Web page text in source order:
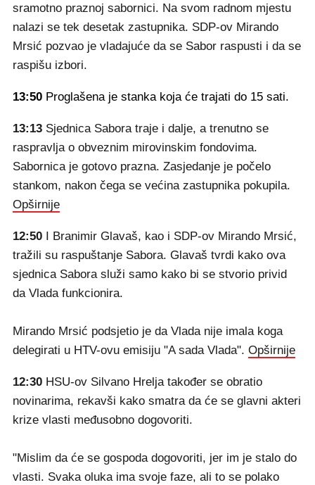
sramotno praznoj sabornici. Na svom radnom mjestu
nalazi se tek desetak zastupnika. SDP-ov Mirando
Mrsić pozvao je vladajuće da se Sabor raspusti i da se
raspišu izbori.
13:50 Proglašena je stanka koja će trajati do 15 sati.
13:13 Sjednica Sabora traje i dalje, a trenutno se
raspravlja o obveznim mirovinskim fondovima.
Sabornica je gotovo prazna. Zasjedanje je počelo
stankom, nakon čega se većina zastupnika pokupila.
Opširnije
12:50 I Branimir Glavaš, kao i SDP-ov Mirando Mrsić,
tražili su raspuštanje Sabora. Glavaš tvrdi kako ova
sjednica Sabora služi samo kako bi se stvorio privid
da Vlada funkcionira.
Mirando Mrsić podsjetio je da Vlada nije imala koga
delegirati u HTV-ovu emisiju "A sada Vlada". Opširnije
12:30 HSU-ov Silvano Hrelja također se obratio
novinarima, rekavši kako smatra da će se glavni akteri
krize vlasti međusobno dogovoriti.
"Mislim da će se gospoda dogovoriti, jer im je stalo do
vlasti. Svaka oluka ima svoje faze, ali to se polako